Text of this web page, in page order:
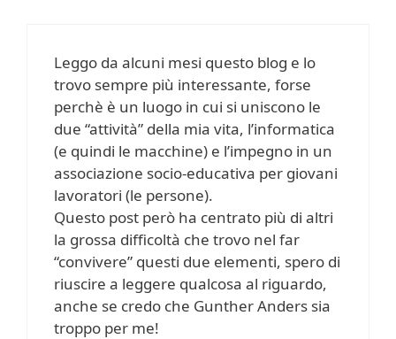
Leggo da alcuni mesi questo blog e lo
trovo sempre più interessante, forse
perchè è un luogo in cui si uniscono le
due “attività” della mia vita, l’informatica
(e quindi le macchine) e l’impegno in un
associazione socio-educativa per giovani
lavoratori (le persone).
Questo post però ha centrato più di altri
la grossa difficoltà che trovo nel far
“convivere” questi due elementi, spero di
riuscire a leggere qualcosa al riguardo,
anche se credo che Gunther Anders sia
troppo per me!